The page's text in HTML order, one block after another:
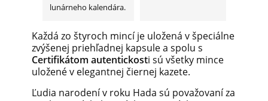
lunárneho kalendára.
Každá zo štyroch mincí je uložená v špeciálne
zvýšenej priehľadnej kapsule a spolu s
Certifikátom autentickosti sú všetky mince
uložené v elegantnej čiernej kazete.
Ľudia narodení v roku Hada sú považovaní za